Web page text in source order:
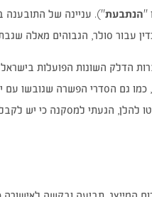
"הנתבעת"). עניינה של התובענה
עבור סולר, הגבוהים מאלה
הדלק השונות הפועלות
גם הסדרי הפשרה שגובשו
להלן, הגעתי למסקנה כי יש